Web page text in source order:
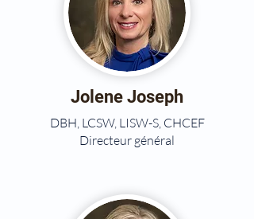
Jolene Joseph
DBH, LCSW, LISW-S, CHCEF
Directeur général